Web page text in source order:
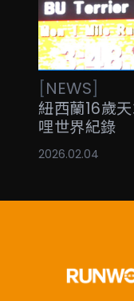
[NEWS]
紐西蘭16歲
哩世界紀錄
2026.02.04